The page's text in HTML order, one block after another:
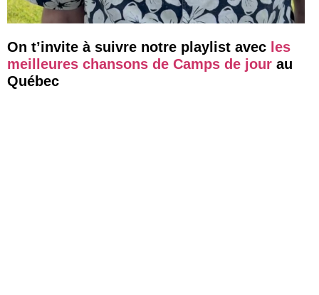
On t’invite à suivre notre playlist avec les
meilleures chansons de Camps de jour au
Québec